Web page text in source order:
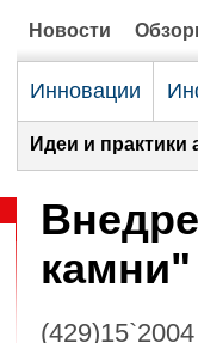
Новости
Инновации
Идеи и практики
камни"
(429)15`2004